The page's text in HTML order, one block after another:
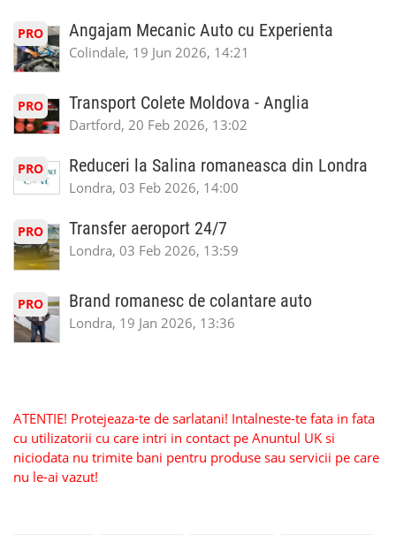
PRO Angajam Mecanic Auto cu Experienta
Colindale, 19 Jun 2026, 14:21
PRO Transport Colete Moldova - Anglia
Dartford, 20 Feb 2026, 13:02
PRO Reduceri la Salina romaneasca din Londra
Londra, 03 Feb 2026, 14:00
PRO Transfer aeroport 24/7
Londra, 03 Feb 2026, 13:59
PRO Brand romanesc de colantare auto
Londra, 19 Jan 2026, 13:36
ATENTIE! Protejeaza-te de sarlatani! Intalneste-te fata in fata
cu utilizatorii cu care intri in contact pe Anuntul UK si
niciodata nu trimite bani pentru produse sau servicii pe care
nu le-ai vazut!